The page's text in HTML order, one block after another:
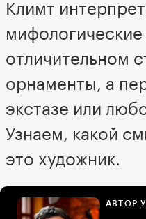
Климт
отличительном
орнаменты, а
экстазе или
Узнаем, какой
это художник.
АВТОР